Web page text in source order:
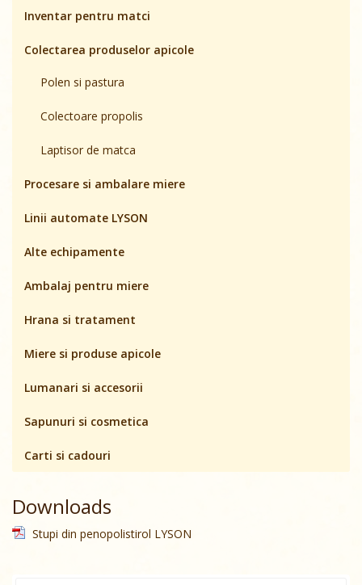
Inventar pentru matci
Colectarea produselor apicole
Polen si pastura
Colectoare propolis
Laptisor de matca
Procesare si ambalare miere
Linii automate LYSON
Alte echipamente
Ambalaj pentru miere
Hrana si tratament
Miere si produse apicole
Lumanari si accesorii
Sapunuri si cosmetica
Carti si cadouri
Downloads
Stupi din penopolistirol LYSON